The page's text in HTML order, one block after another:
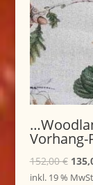
152,00€
Preis
inkl. 19 %